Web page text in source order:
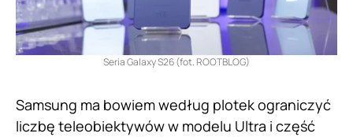
Seria Galaxy S26 (fot. ROOTBLOG)
Samsung ma bowiem według plotek ograniczyć
liczbę teleobiektywów w modelu Ultra i część